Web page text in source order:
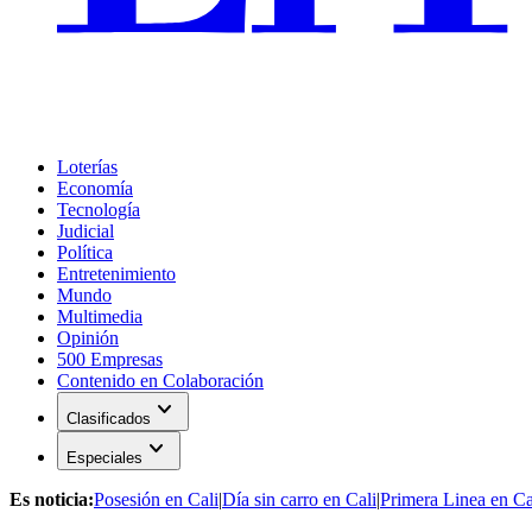
Loterías
Economía
Tecnología
Judicial
Política
Entretenimiento
Mundo
Multimedia
Opinión
500 Empresas
Contenido en Colaboración
Clasificados expand_more
Especiales expand_more
Es noticia:Posesión en Cali|Día sin carro en Cali|Primera Linea en